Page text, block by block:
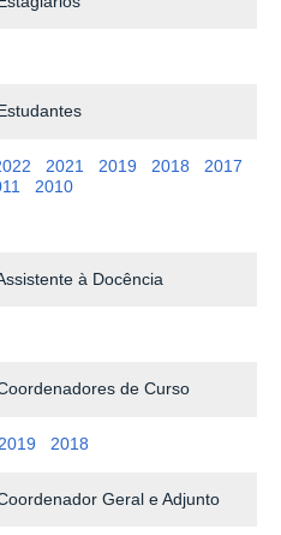
2021 2019 2018
2017
2010
à Docência
de Curso
2019 2018
Geral e Adjunto